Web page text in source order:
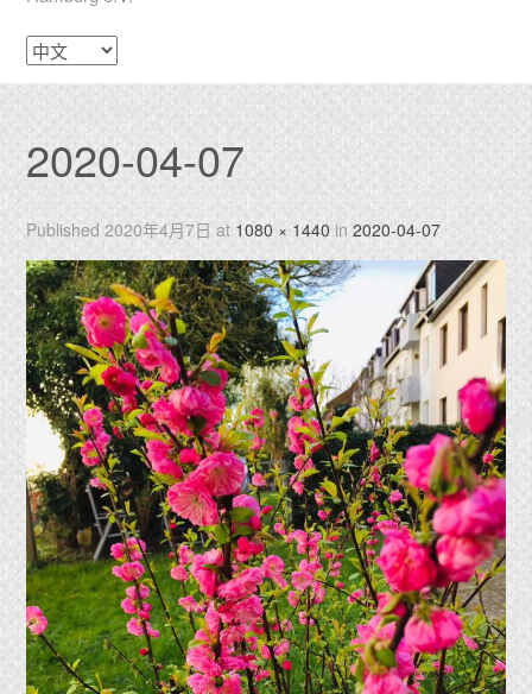
选
择
吕贝克查经班
2020-04-07
Published2020年4月7日 at 1080 × 1440 in2020-04-07